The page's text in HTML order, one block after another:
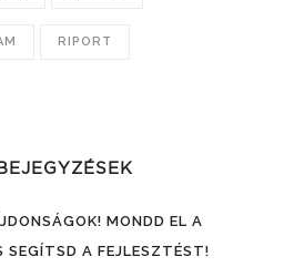
RIPORT
MONDD EL A
SEGÍTSD A FEJLESZTÉST!